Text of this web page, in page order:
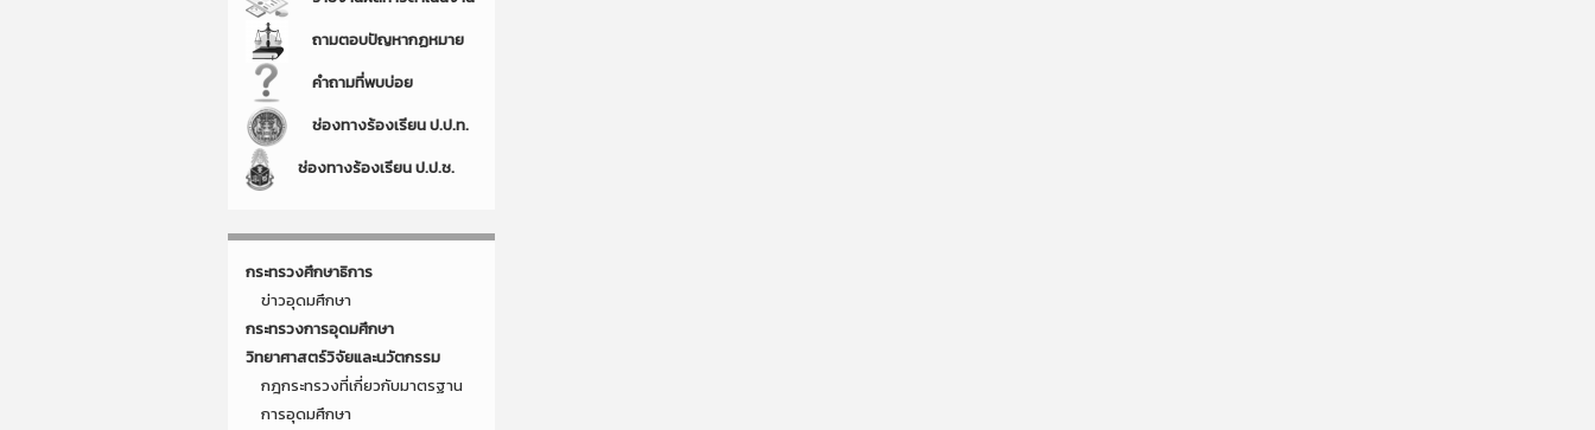
ถามตอบปัญหากฏหมาย
คำถามที่พบบ่อย
ช่องทางร้องเรียน ป.ป.ท.
ช่องทางร้องเรียน ป.ป.ช.
กระทรวงศึกษาธิการ
ข่าวอุดมศึกษา
กระทรวงการอุดมศึกษา
วิทยาศาสตร์วิจัยและนวัตกรรม
กฎกระทรวงที่เกี่ยวกับมาตรฐาน
การอุดมศึกษา